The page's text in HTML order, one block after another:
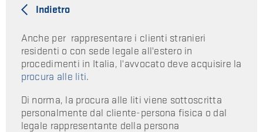
Indietro
Anche per rappresentare i clienti stranieri
residenti o con sede legale all'estero in
procedimenti in Italia, l'avvocato deve acquisire la
procura alle liti.
Di norma, la procura alle liti viene sottoscritta
personalmente dal cliente-persona fisica o dal
legale rappresentante della persona